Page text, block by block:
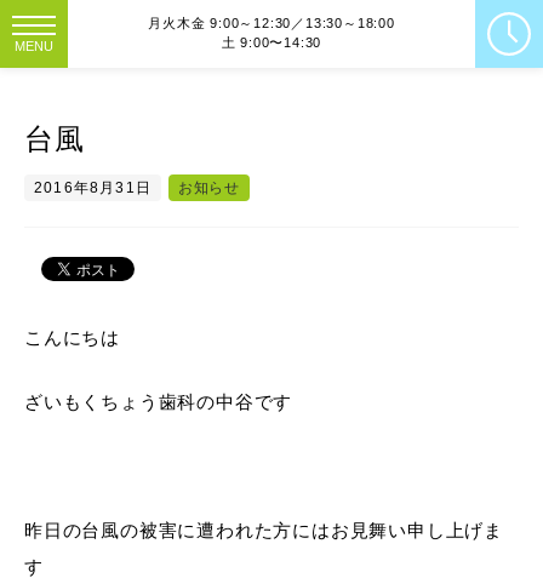
MENU
月火木金 9:00～12:30／13:30～18:00
土 9:00〜14:30
台風
2016年8月31日 お知らせ
こんにちは
ざいもくちょう歯科の中谷です
昨日の台風の被害に遭われた方にはお見舞い申し上げま
す